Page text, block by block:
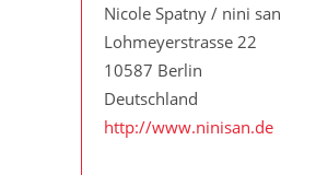
Nicole Spatny / nini san
Lohmeyerstrasse 22
10587 Berlin
Deutschland
http://www.ninisan.de